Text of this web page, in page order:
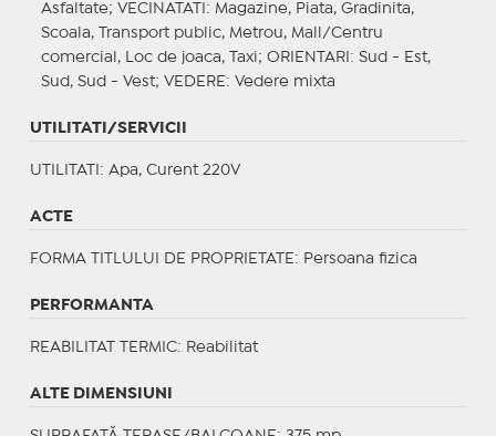
Asfaltate; VECINATATI : Magazine, Piata, Gradinita,
Scoala, Transport public, Metrou, Mall/Centru
comercial, Loc de joaca, Taxi; ORIENTARI : Sud - Est,
Sud, Sud - Vest; VEDERE : Vedere mixta
UTILITATI/SERVICII
UTILITATI : Apa, Curent 220V
ACTE
FORMA TITLULUI DE PROPRIETATE : Persoana fizica
PERFORMANTA
REABILITAT TERMIC: Reabilitat
ALTE DIMENSIUNI